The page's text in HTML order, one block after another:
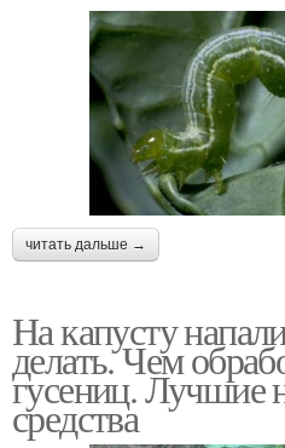
читать дальше →
На капусту
делать. Чем
гусениц. Лучшие
средства